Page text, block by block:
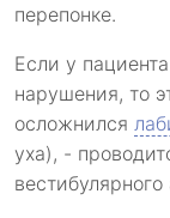
перепонке.
Если у
нарушения, то
осложнился
уха), -